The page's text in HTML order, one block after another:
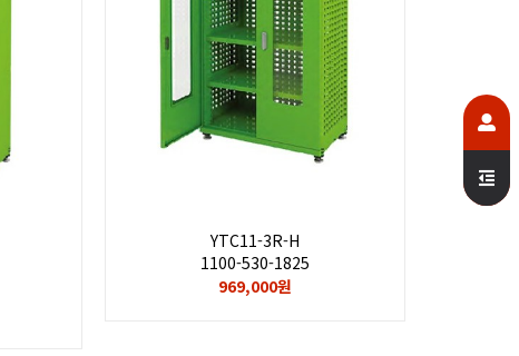
YTC11-3R-H
1100-530-1825
969,000원